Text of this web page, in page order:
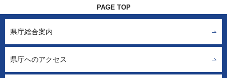
PAGE TOP
県庁総合案内
県庁へのアクセス